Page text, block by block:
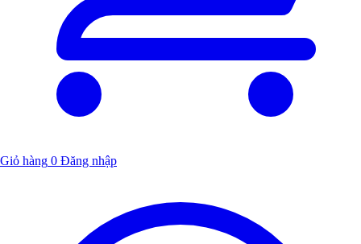
Giỏ hàng 0 Đăng nhập